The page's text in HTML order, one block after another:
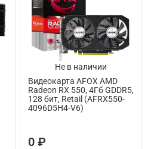
Не в наличии
Видеокарта AFOX AMD
Radeon RX 550, 4Гб GDDR5,
128 бит, Retail (AFRX550-
4096D5H4-V6)
0 ₽